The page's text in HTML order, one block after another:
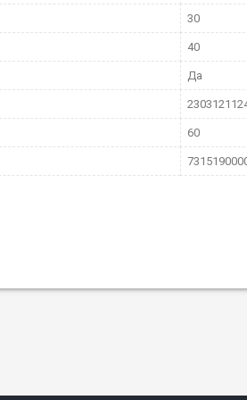
30
40
Да
60